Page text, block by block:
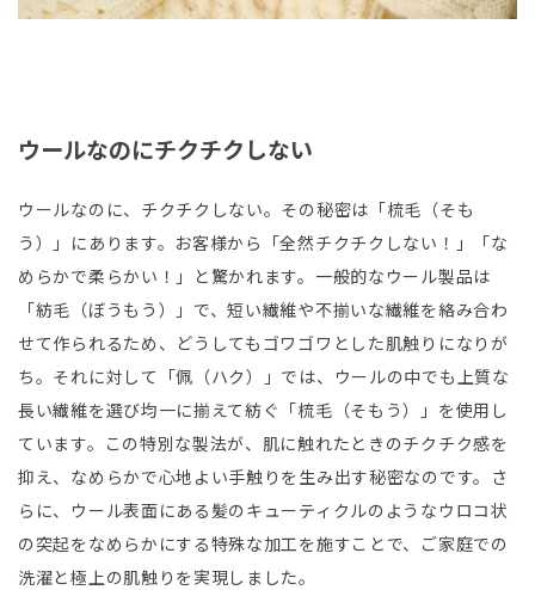
ウールなのにチクチクしない
ウールなのに、チクチクしない。その秘密は「梳毛（そも
う）」にあります。お客様から「全然チクチクしない！」「な
めらかで柔らかい！」と驚かれます。一般的なウール製品は
「紡毛（ぼうもう）」で、短い繊維や不揃いな繊維を絡み合わ
せて作られるため、どうしてもゴワゴワとした肌触りになりが
ち。それに対して「佩（ハク）」では、ウールの中でも上質な
長い繊維を選び均一に揃えて紡ぐ「梳毛（そもう）」を使用し
ています。この特別な製法が、肌に触れたときのチクチク感を
抑え、なめらかで心地よい手触りを生み出す秘密なのです。さ
らに、ウール表面にある髪のキューティクルのようなウロコ状
の突起をなめらかにする特殊な加工を施すことで、ご家庭での
洗濯と極上の肌触りを実現しました。